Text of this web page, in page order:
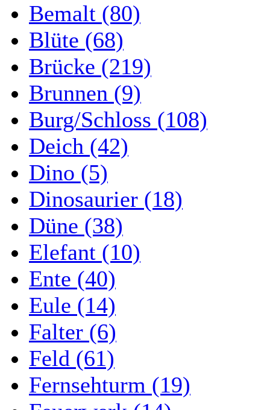
Bemalt (80)
Blüte (68)
Brücke (219)
Brunnen (9)
Burg/Schloss (108)
Deich (42)
Dino (5)
Dinosaurier (18)
Düne (38)
Elefant (10)
Ente (40)
Eule (14)
Falter (6)
Feld (61)
Fernsehturm (19)